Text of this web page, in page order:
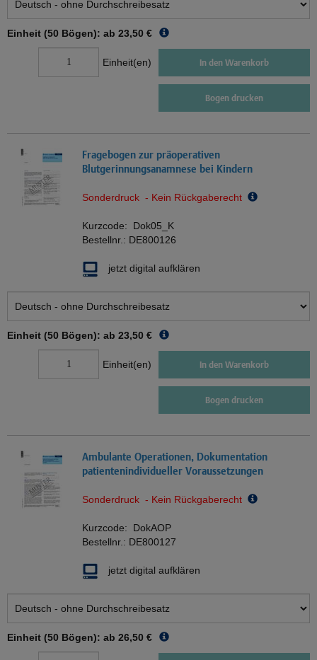
Einheit (50 Bögen): ab 23,50 €
Einheit(en) In den Warenkorb
Bogen drucken
Fragebogen zur präoperativen
Blutgerinnungsanamnese bei Kindern
Sonderdruck - Kein Rückgaberecht
Kurzcode: Dok05_K
Bestellnr.: DE800126
jetzt digital aufklären
Einheit (50 Bögen): ab 23,50 €
Einheit(en) In den Warenkorb
Bogen drucken
Ambulante Operationen, Dokumentation
patientenindividueller Voraussetzungen
Sonderdruck - Kein Rückgaberecht
Kurzcode: DokAOP
Bestellnr.: DE800127
jetzt digital aufklären
Einheit (50 Bögen): ab 26,50 €